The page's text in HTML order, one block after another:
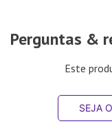
Perguntas &
Este
SEJA